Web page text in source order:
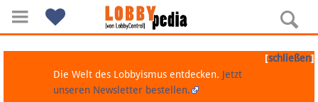
[schließen]
Die Welt des Lobbyismus entdecken. Jetzt
unseren Newsletter bestellen.